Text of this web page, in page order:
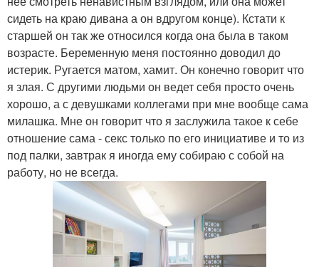
сидеть на краю дивана а он вдругом конце). Кстати к
старшей он так же относился когда она была в таком
возрасте. Беременную меня постоянно доводил до
истерик. Ругается матом, хамит. Он конечно говорит что
я злая. С другими людьми он ведет себя просто очень
хорошо, а с девушками коллегами при мне вообще сама
милашка. Мне он говорит что я заслужила такое к себе
отношение сама - секс только по его инициативе и то из
под палки, завтрак я иногда ему собираю с собой на
работу, но не всегда.